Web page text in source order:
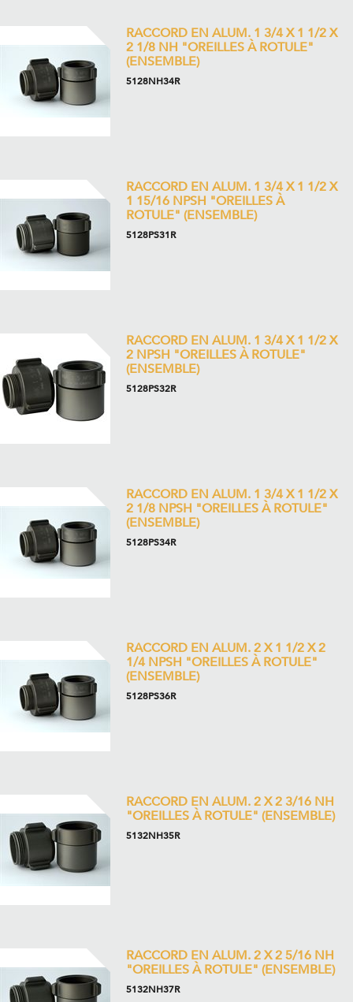
RACCORD EN ALUM. 1 3/4 X 1 1/2 X
2 1/8 NH "OREILLES À ROTULE"
(ENSEMBLE)
5128NH34R
RACCORD EN ALUM. 1 3/4 X 1 1/2 X
1 15/16 NPSH "OREILLES À
ROTULE" (ENSEMBLE)
5128PS31R
RACCORD EN ALUM. 1 3/4 X 1 1/2 X
2 NPSH "OREILLES À ROTULE"
(ENSEMBLE)
5128PS32R
RACCORD EN ALUM. 1 3/4 X 1 1/2 X
2 1/8 NPSH "OREILLES À ROTULE"
(ENSEMBLE)
5128PS34R
RACCORD EN ALUM. 2 X 1 1/2 X 2
1/4 NPSH "OREILLES À ROTULE"
(ENSEMBLE)
5128PS36R
RACCORD EN ALUM. 2 X 2 3/16 NH
"OREILLES À ROTULE" (ENSEMBLE)
5132NH35R
RACCORD EN ALUM. 2 X 2 5/16 NH
"OREILLES À ROTULE" (ENSEMBLE)
5132NH37R